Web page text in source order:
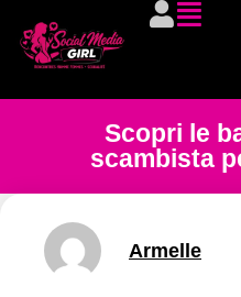
Scopri le
scambista
Armelle